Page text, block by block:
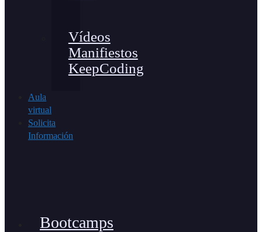
Vídeos
Manifiestos
KeepCoding
Aula
virtual
Solicita
Información
Bootcamps